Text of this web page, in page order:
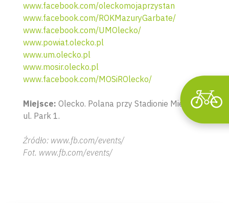
www.facebook.com/oleckomojaprzystan
www.facebook.com/ROKMazuryGarbate/
www.facebook.com/UMOlecko/
www.powiat.olecko.pl
www.um.olecko.pl
www.mosir.olecko.pl
www.facebook.com/MOSiROlecko/
Miejsce: Olecko. Polana przy Stadionie Miejskim,
ul. Park 1.
Źródło: www.fb.com/events/
Fot. www.fb.com/events/